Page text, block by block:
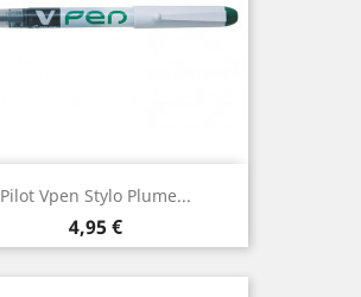
Pilot Vpen Stylo Plume...
Prix
4,95 €